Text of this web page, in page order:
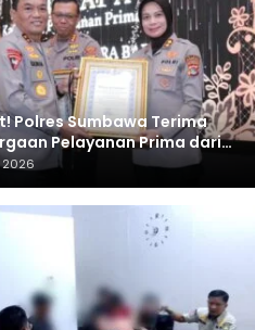
Polres Sumbawa Terima
Pelayanan Prima dari